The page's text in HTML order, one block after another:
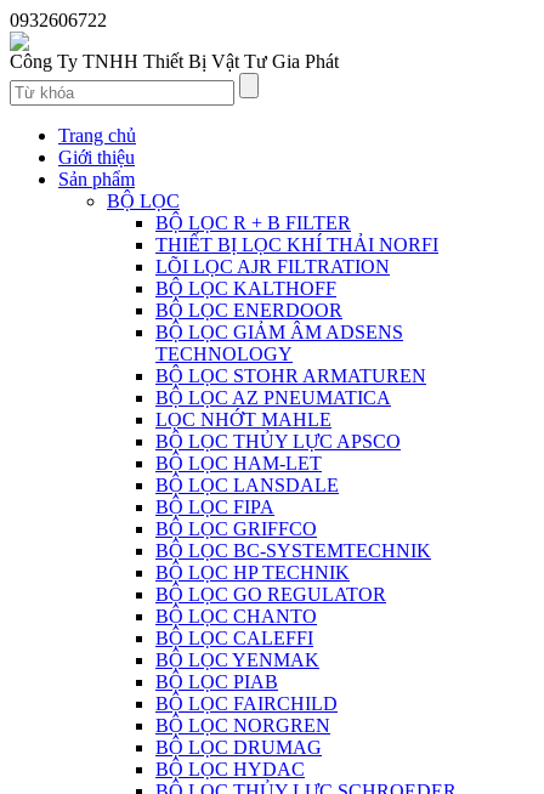
0932606722
Công Ty TNHH Thiết Bị Vật Tư Gia Phát
Trang chủ
Giới thiệu
Sản phẩm
BỘ LỌC
BỘ LỌC R + B FILTER
THIẾT BỊ LỌC KHÍ THẢI NORFI
LÕI LỌC AJR FILTRATION
BỘ LỌC KALTHOFF
BỘ LỌC ENERDOOR
BỘ LỌC GIẢM ÂM ADSENS
TECHNOLOGY
BỘ LỌC STOHR ARMATUREN
BỘ LỌC AZ PNEUMATICA
LỌC NHỚT MAHLE
BỘ LỌC THỦY LỰC APSCO
BỘ LỌC HAM-LET
BỘ LỌC LANSDALE
BỘ LỌC FIPA
BỘ LỌC GRIFFCO
BỘ LỌC BC-SYSTEMTECHNIK
BỘ LỌC HP TECHNIK
BỘ LỌC GO REGULATOR
BỘ LỌC CHANTO
BỘ LỌC CALEFFI
BỘ LỌC YENMAK
BỘ LỌC PIAB
BỘ LỌC FAIRCHILD
BỘ LỌC NORGREN
BỘ LỌC DRUMAG
BỘ LỌC HYDAC